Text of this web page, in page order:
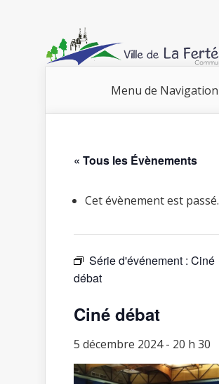
Menu de Navigation
« Tous les Évènements
Cet évènement est passé.
Série d'événement : Ciné
débat
Ciné débat
5 décembre 2024 - 20 h 30